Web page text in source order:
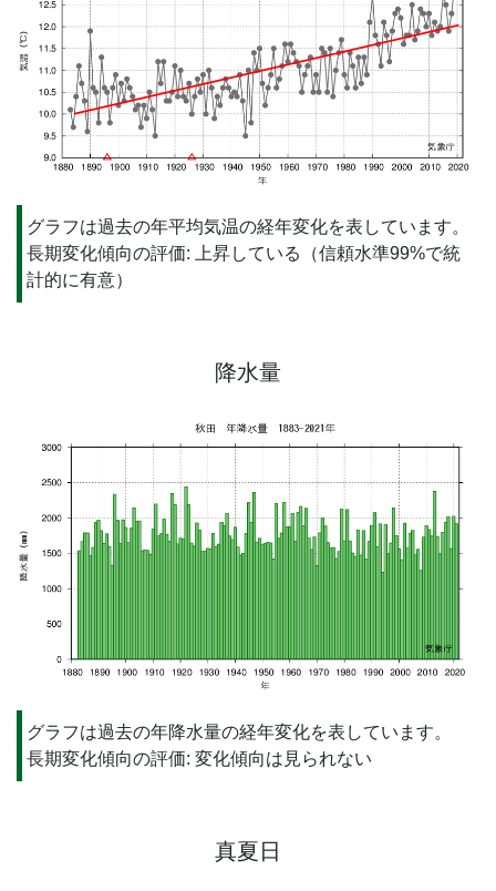
グラフは過去の年平均気温の経年変化を表しています。
長期変化傾向の評価: 上昇している（信頼水準99%で統
計的に有意）
降水量
グラフは過去の年降水量の経年変化を表しています。
長期変化傾向の評価: 変化傾向は見られない
真夏日